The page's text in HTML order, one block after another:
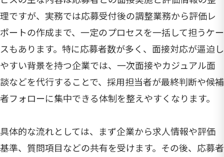
理ですが、実務では応募受付後の調整業務から評価レ
ポートの作成まで、一定のプロセスを一括して担うケー
スもあります。特に応募者数が多く、面接対応が逼迫し
やすい背景を持つ企業では、一次面接やカジュアル面
談などを代行することで、採用担当者が最終判断や候補
者フォローに集中できる体制を整えやすくなります。
具体的な流れとしては、まず企業から求人情報や評価
基準、質問項目などの共有を受けます。その後、応募者